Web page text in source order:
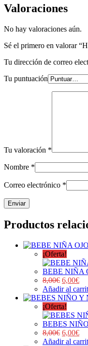
Valoraciones
No hay valoraciones aún.
Sé el primero en valorar
Tu dirección de correo
Tu puntuación
Tu valoración *
Nombre *
Correo electrónico *
Productos
¡Oferta!
BEBE NIÑA
8,00€ 6,00€
Añadir al
¡Oferta!
BEBES
8,00€ 6,00€
Añadir al